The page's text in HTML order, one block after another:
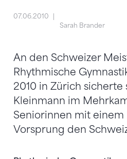
07.06.2010
Sarah Brander
An den Schweizer
Rhythmische
2010 in Zürich sicherte
Kleinmann im
Seniorinnen mit
Vorsprung den